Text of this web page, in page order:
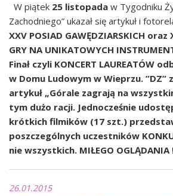
W piątek 25 listopada w Tygodniku
Zachodniego” ukazał się artykuł i
XXV POSIAD GAWĘDZIARSKICH oraz
GRY NA UNIKATOWYCH
Finał czyli KONCERT LAUREATÓW
w Domu Ludowym w Wieprzu. ”DZ”
artykuł „Górale zagrają na
tym dużo racji. Jednocześnie
krótkich filmików (17 szt.)
poszczególnych uczestników
nie wszystkich. MIŁEGO OGLĄDANIA
26.01.2015